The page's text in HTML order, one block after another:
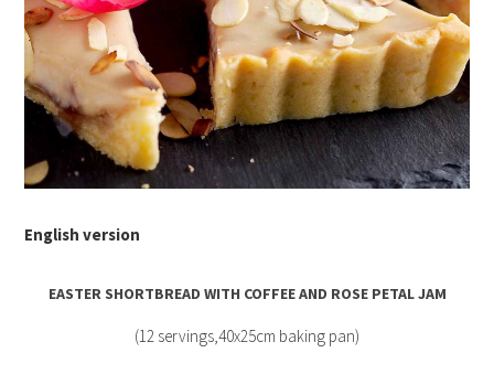
English version
EASTER SHORTBREAD WITH COFFEE AND ROSE PETAL JAM
(12 servings,40x25cm baking pan)